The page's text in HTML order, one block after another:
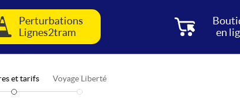
Perturbations
Lignes2tram
en
et tarifs Voyage Liberté